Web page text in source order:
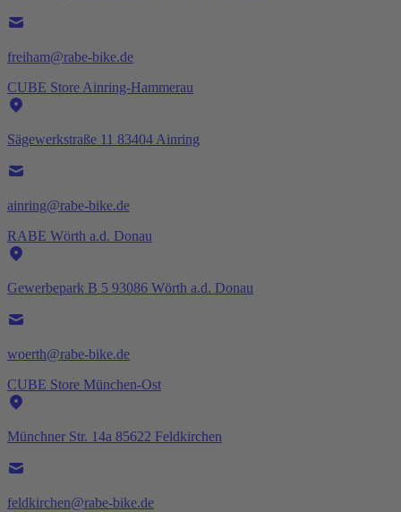
freiham@rabe-bike.de
CUBE Store Ainring-Hammerau
Sägewerkstraße 11 83404 Ainring
ainring@rabe-bike.de
RABE Wörth a.d. Donau
Gewerbepark B 5 93086 Wörth a.d. Donau
woerth@rabe-bike.de
CUBE Store München-Ost
Münchner Str. 14a 85622 Feldkirchen
feldkirchen@rabe-bike.de